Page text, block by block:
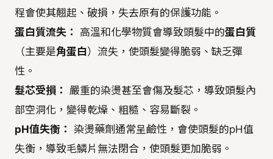
程會使其翹起、破損，失去原有的保護功能。
蛋白質流失：
高溫和化學物質會導致頭髮中的蛋白質
（主要是角蛋白）流失，使頭髮變得脆弱、缺乏彈
性。
髮芯受損： 嚴重的染燙甚至會傷及髮芯，導致頭髮內
部空洞化，變得乾燥、粗糙、容易斷裂。
pH值失衡： 染燙藥劑通常呈鹼性，會使頭髮的pH值
失衡，導致毛鱗片無法閉合，使頭髮更加脆弱。